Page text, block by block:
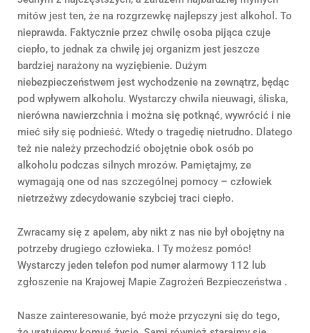
mitów jest ten, że na rozgrzewkę najlepszy jest alkohol. To
nieprawda. Faktycznie przez chwilę osoba pijąca czuje
ciepło, to jednak za chwilę jej organizm jest jeszcze
bardziej narażony na wyziębienie. Dużym
niebezpieczeństwem jest wychodzenie na zewnątrz, będąc
pod wpływem alkoholu. Wystarczy chwila nieuwagi, śliska,
nierówna nawierzchnia i można się potknąć, wywrócić i nie
mieć siły się podnieść. Wtedy o tragedię nietrudno. Dlatego
też nie należy przechodzić obojętnie obok osób po
alkoholu podczas silnych mrozów. Pamiętajmy, ze
wymagają one od nas szczególnej pomocy – człowiek
nietrzeźwy zdecydowanie szybciej traci ciepło.
Zwracamy się z apelem, aby nikt z nas nie był obojętny na
potrzeby drugiego człowieka. I Ty możesz pomóc!
Wystarczy jeden telefon pod numer alarmowy 112 lub
zgłoszenie na Krajowej Mapie Zagrożeń Bezpieczeństwa .
Nasze zainteresowanie, być może przyczyni się do tego,